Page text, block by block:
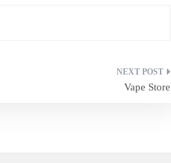
Vape Store